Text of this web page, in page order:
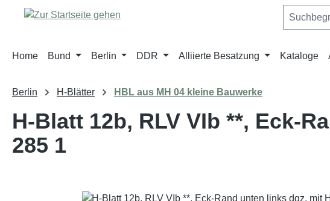
Hauptinhalt springen
Zur Suche springen
Zur Hauptnavigation springen
Home Bund Berlin DDR Alliierte Besatzung Kataloge
Berlin H-Blätter HBL aus MH 04 kleine Bauwerke
H-Blatt 12b, RLV VIb **, Eck-
285 1
Bildergalerie überspringen